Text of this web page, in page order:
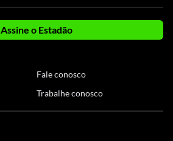
Assine o Estadão
Fale conosco
Trabalhe conosco